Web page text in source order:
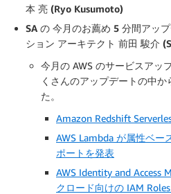
本 亮 (Ryo Kusumoto)
SA の 今月のお薦め 5 分間アッ
ション アーキテクト 前田 駿介
今月の AWS のサービスアッ
くさんのアップデートの中
た。
Amazon Redshift
AWS Lambda が属性ベー
ポートを発表
AWS Identity and Access
クロード向けの IAM